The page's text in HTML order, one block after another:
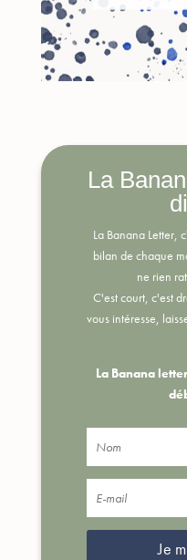
La
La Banana Letter,
bilan de chaque
ne rien
C'est court, c'est
vous intéresse,
La Banana
Je